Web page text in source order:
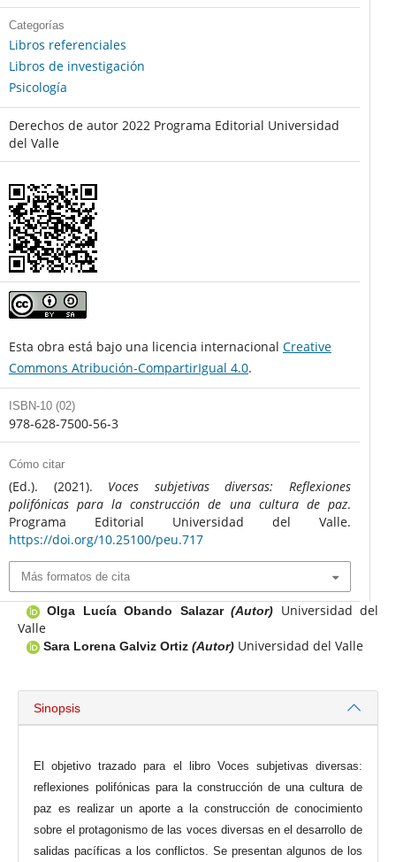
Categorías
Libros referenciales
Libros de investigación
Psicología
Derechos de autor 2022 Programa Editorial Universidad
del Valle
Esta obra está bajo una licencia internacional Creative
Commons Atribución-CompartirIgual 4.0.
ISBN-10 (02)
978-628-7500-56-3
Cómo citar
(Ed.). (2021). Voces subjetivas diversas: Reflexiones
polifónicas para la construcción de una cultura de paz.
Programa Editorial Universidad del Valle.
https://doi.org/10.25100/peu.717
Más formatos de cita
Olga Lucía Obando Salazar(Autor)
Universidad del
Valle
Sara Lorena Galviz Ortiz (Autor) Universidad del Valle
Sinopsis
El objetivo trazado para el libro Voces subjetivas diversas:
reflexiones polifónicas para la construcción de una cultura de
paz es realizar un aporte a la construcción de conocimiento
sobre el protagonismo de las voces diversas en el desarrollo de
salidas pacíficas a los conflictos. Se presentan algunos de los